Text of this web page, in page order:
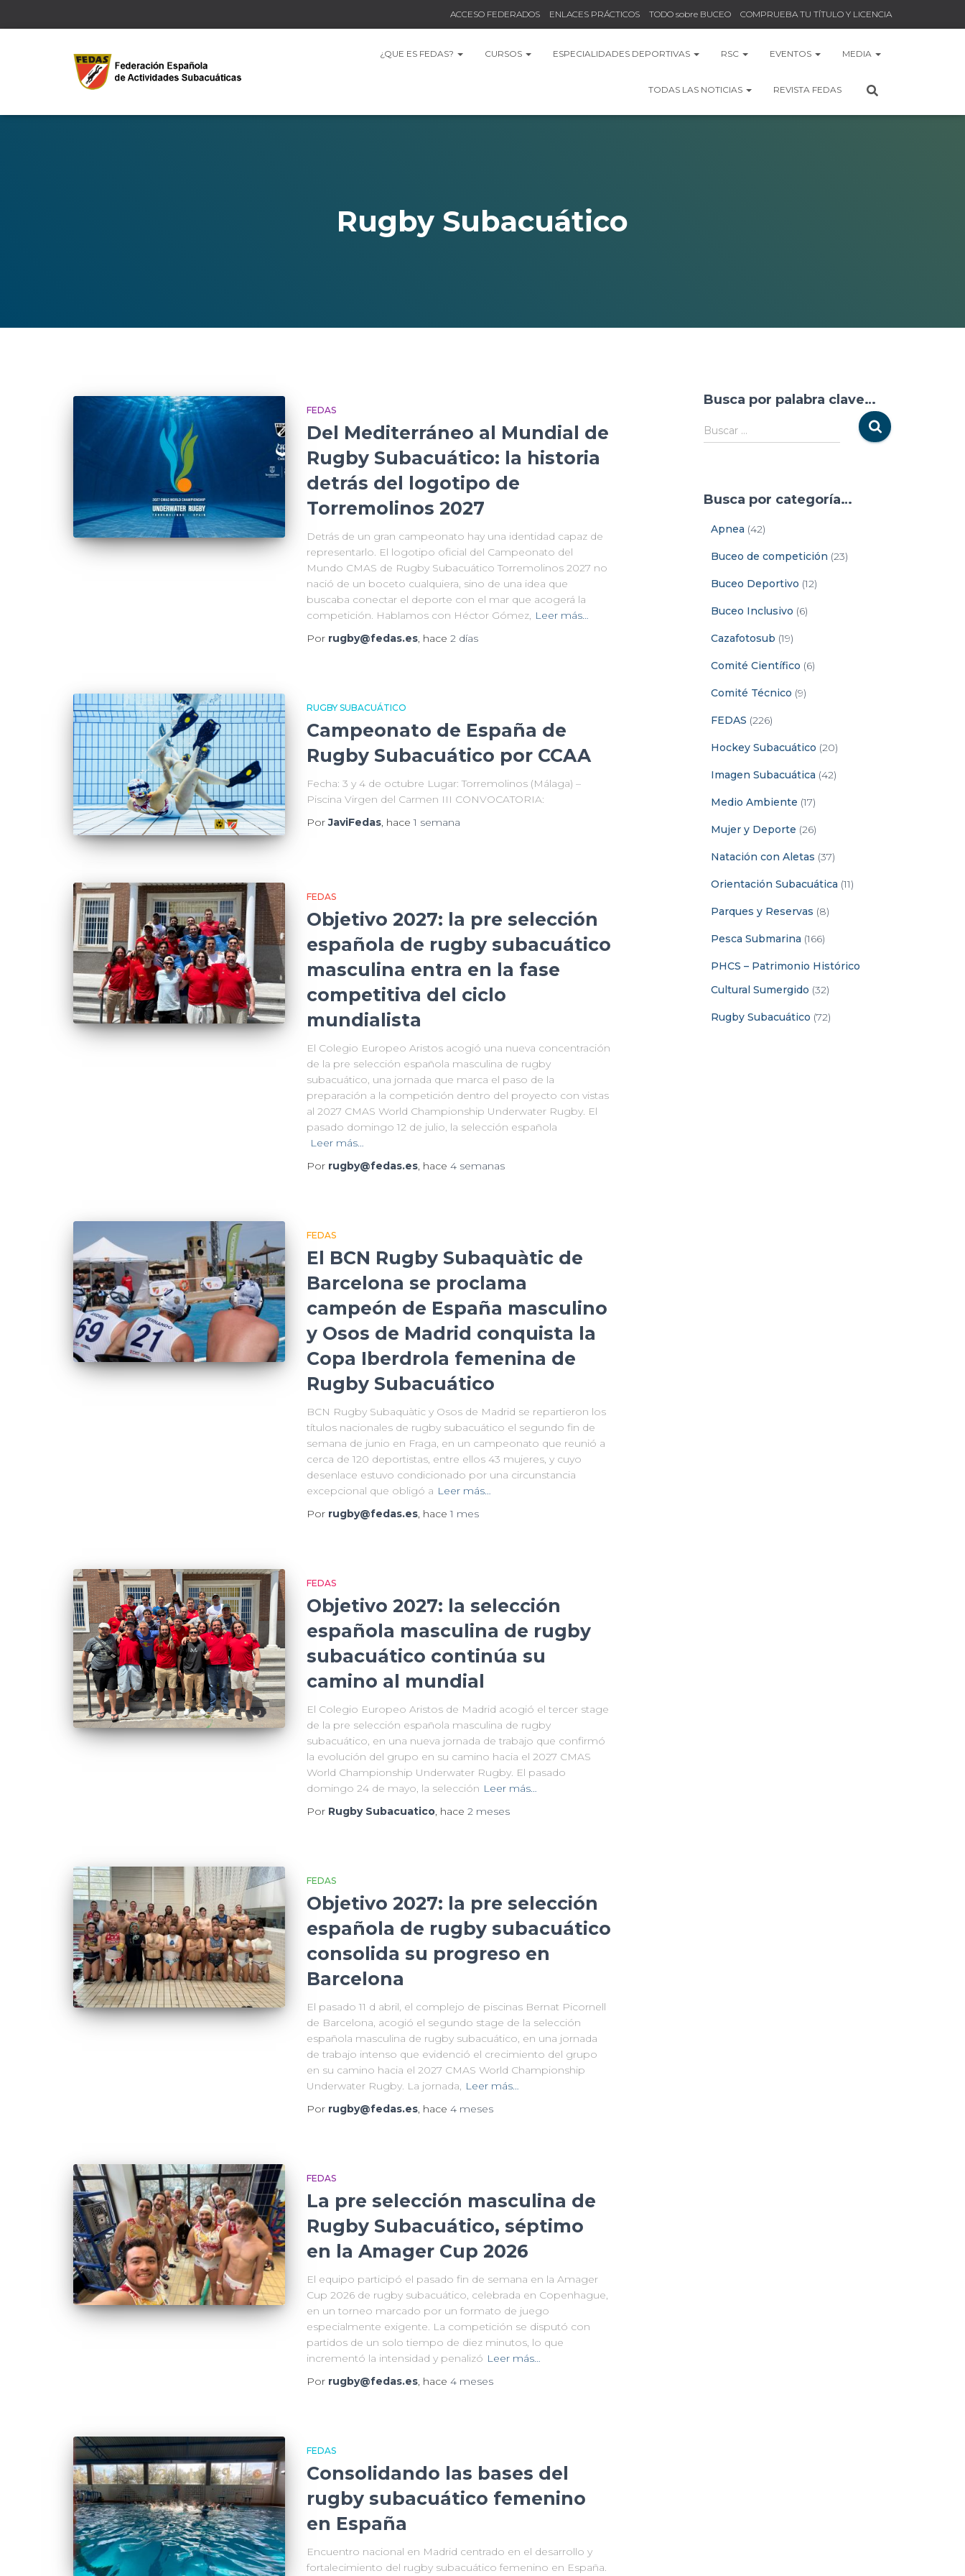
ACCESO FEDERADOS ENLACES PRÁCTICOS TODO sobre BUCEO COMPRUEBA TU TÍTULO Y LICENCIA
¿QUE ES FEDAS? CURSOS ESPECIALIDADES DEPORTIVAS RSC EVENTOS MEDIA
TODAS LAS NOTICIAS REVISTA FEDAS
Rugby Subacuático
FEDAS
Del Mediterráneo al Mundial de
Rugby Subacuático: la historia
detrás del logotipo de
Torremolinos 2027
Detrás de un gran campeonato hay una identidad capaz de
representarlo. El logotipo oficial del Campeonato del
Mundo CMAS de Rugby Subacuático Torremolinos 2027 no
nació de un boceto cualquiera, sino de una idea que
buscaba conectar el deporte con el mar que acogerá la
competición. Hablamos con Héctor Gómez, Leer más…
Por rugby@fedas.es, hace 2 días
RUGBY SUBACUÁTICO
Campeonato de España de
Rugby Subacuático por CCAA
Fecha: 3 y 4 de octubre Lugar: Torremolinos (Málaga) –
Piscina Virgen del Carmen III CONVOCATORIA:
PorJaviFedas, hace1 semana
FEDAS
Objetivo 2027: la pre selección
española de rugby subacuático
masculina entra en la fase
competitiva del ciclo
mundialista
El Colegio Europeo Aristos acogió una nueva concentración
de la pre selección española masculina de rugby
subacuático, una jornada que marca el paso de la
preparación a la competición dentro del proyecto con vistas
al 2027 CMAS World Championship Underwater Rugby. El
pasado domingo 12 de julio, la selección española
Leer más…
Por rugby@fedas.es, hace 4 semanas
FEDAS
El BCN Rugby Subaquàtic de
Barcelona se proclama
campeón de España masculino
y Osos de Madrid conquista la
Copa Iberdrola femenina de
Rugby Subacuático
BCN Rugby Subaquàtic y Osos de Madrid se repartieron los
títulos nacionales de rugby subacuático el segundo fin de
semana de junio en Fraga, en un campeonato que reunió a
cerca de 120 deportistas, entre ellos 43 mujeres, y cuyo
desenlace estuvo condicionado por una circunstancia
excepcional que obligó a Leer más…
Por rugby@fedas.es, hace1 mes
FEDAS
Objetivo 2027: la selección
española masculina de rugby
subacuático continúa su
camino al mundial
El Colegio Europeo Aristos de Madrid acogió el tercer stage
de la pre selección española masculina de rugby
subacuático, en una nueva jornada de trabajo que confirmó
la evolución del grupo en su camino hacia el 2027 CMAS
World Championship Underwater Rugby. El pasado
domingo 24 de mayo, la selección Leer más…
Por Rugby Subacuatico, hace 2 meses
FEDAS
Objetivo 2027: la pre selección
española de rugby subacuático
consolida su progreso en
Barcelona
El pasado 11 d abril, el complejo de piscinas Bernat Picornell
de Barcelona, acogió el segundo stage de la selección
española masculina de rugby subacuático, en una jornada
de trabajo intenso que evidenció el crecimiento del grupo
en su camino hacia el 2027 CMAS World Championship
Underwater Rugby. La jornada, Leer más…
Por rugby@fedas.es, hace 4 meses
FEDAS
La pre selección masculina de
Rugby Subacuático, séptimo
en la Amager Cup 2026
El equipo participó el pasado fin de semana en la Amager
Cup 2026 de rugby subacuático, celebrada en Copenhague,
en un torneo marcado por un formato de juego
especialmente exigente. La competición se disputó con
partidos de un solo tiempo de diez minutos, lo que
incrementó la intensidad y penalizó Leer más…
Por rugby@fedas.es, hace 4 meses
FEDAS
Consolidando las bases del
rugby subacuático femenino
en España
Encuentro nacional en Madrid centrado en el desarrollo y
fortalecimiento del rugby subacuático femenino en España.
Busca por palabra clave…
Buscar …
Busca por categoría…
Apnea (42)
Buceo de competición (23)
Buceo Deportivo (12)
Buceo Inclusivo (6)
Cazafotosub (19)
Comité Científico (6)
Comité Técnico (9)
FEDAS (226)
Hockey Subacuático (20)
Imagen Subacuática (42)
Medio Ambiente (17)
Mujer y Deporte (26)
Natación con Aletas (37)
Orientación Subacuática (11)
Parques y Reservas (8)
Pesca Submarina (166)
PHCS – Patrimonio Histórico
Cultural Sumergido (32)
Rugby Subacuático (72)